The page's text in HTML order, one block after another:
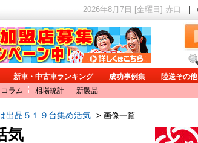
2026年8月7日 [金曜日] 赤口
新車・中古車ランキング 成功事例集 陸送その他
コラム 相場統計 新製品
出品５１９台集め活気 > 画像一覧
気